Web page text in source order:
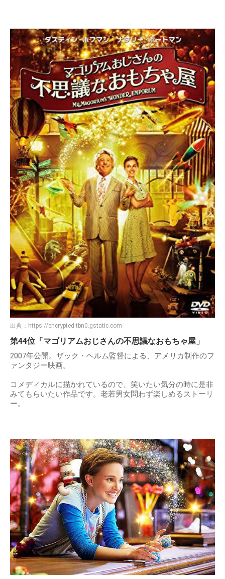
出典： https://encrypted-tbn0.gstatic.com
第44位「マゴリアムおじさんの不思議なおもちゃ屋」
2007年公開。ザック・ヘルム監督による、アメリカ制作のフ
ァンタジー映画。
コメディカルに描かれているので、笑いたい気分の時に是非
みてもらいたい作品です。老若男女問わず楽しめるストーリ
ー。